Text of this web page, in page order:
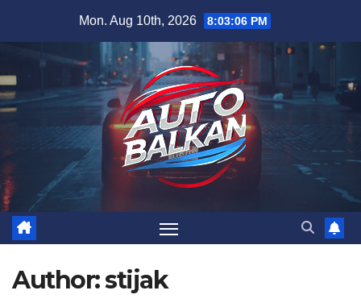
Mon. Aug 10th, 2026 8:03:08 PM
Author:stijak